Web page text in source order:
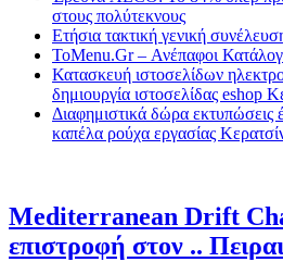
στους πολύτεκνους
Ετήσια τακτική γενική
ToMenu.Gr – Ανέπαφοι
Κατασκευή ιστοσελίδων
δημιουργία ιστοσελίδας eshop
Διαφημιστικά δώρα εκτυπώσεις
καπέλα ρούχα εργασίας
Mediterranean Drift
επιστροφή στον ..